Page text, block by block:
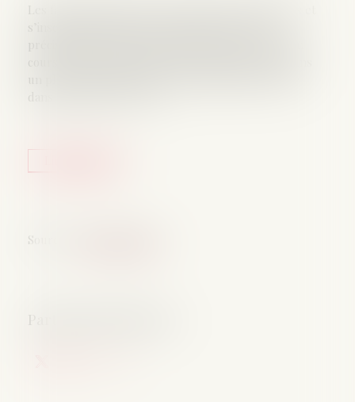
Source :
Les faits de l’affaire étaient relativement classiques et
s’inscrivaient dans le cadre d’un divorce. Plus
cours d’union, alimenté à l’aide de deniers communs
dans un contrat E-C-VIE...